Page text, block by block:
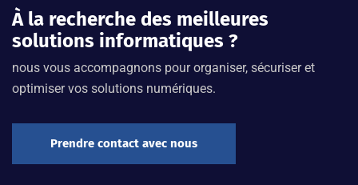
À la recherche des meilleures
solutions informatiques ?
nous vous accompagnons pour organiser, sécuriser et
optimiser vos solutions numériques.
Prendre contact avec nous